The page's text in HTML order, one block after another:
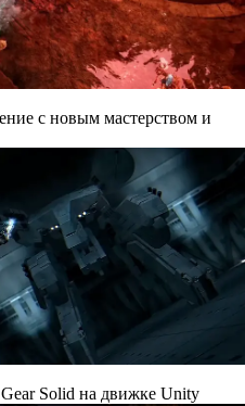
с новым мастерством и
Solid на движке Unity